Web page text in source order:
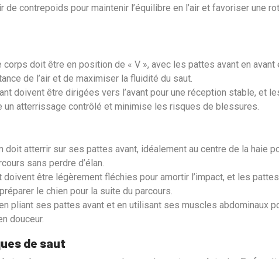
de contrepoids pour maintenir l’équilibre en l’air et favoriser
corps doit être en position de « V », avec les pattes avant en
de l’air et de maximiser la fluidité du saut.
doivent être dirigées vers l’avant pour une réception stable, et
atterrissage contrôlé et minimise les risques de blessures.
doit atterrir sur ses pattes avant, idéalement au centre de la haie
sans perdre d’élan.
doivent être légèrement fléchies pour amortir l’impact, et les
le chien pour la suite du parcours.
pliant ses pattes avant et en utilisant ses muscles abdominaux
douceur.
de saut